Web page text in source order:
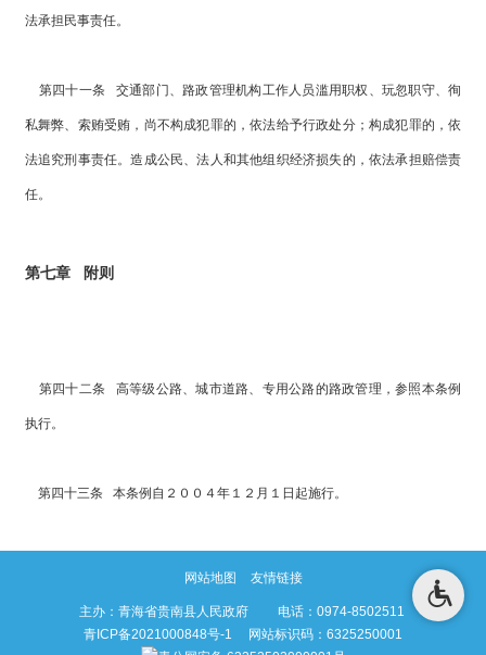
法承担民事责任。
第四十一条 交通部门、路政管理机构工作人员滥用职权、玩忽职守、徇
私舞弊、索贿受贿，尚不构成犯罪的，依法给予行政处分；构成犯罪的，依
法追究刑事责任。造成公民、法人和其他组织经济损失的，依法承担赔偿责
任。
第七章 附则
第四十二条 高等级公路、城市道路、专用公路的路政管理，参照本条例
执行。
第四十三条 本条例自２００４年１２月１日起施行。
网站地图 友情链接
主办：青海省贵南县人民政府 电话：0974-8502511
青ICP备2021000848号-1 网站标识码：6325250001